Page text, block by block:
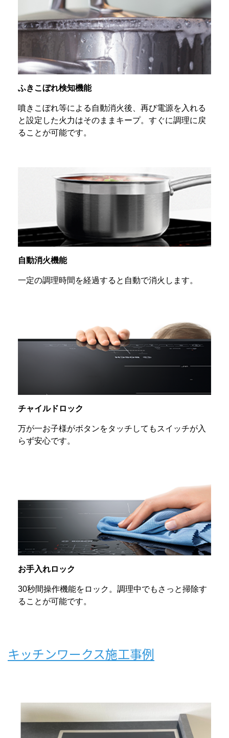
ふきこぼれ検知機能
噴きこぼれ等による自動消火後、再び電源を入れる
と設定した火力はそのままキープ。すぐに調理に戻
ることが可能です。
自動消火機能
一定の調理時間を経過すると自動で消火します。
チャイルドロック
万が一お子様がボタンをタッチしてもスイッチが入
らず安心です。
お手入れロック
30秒間操作機能をロック。調理中でもさっと掃除す
ることが可能です。
キッチンワークス施工事例